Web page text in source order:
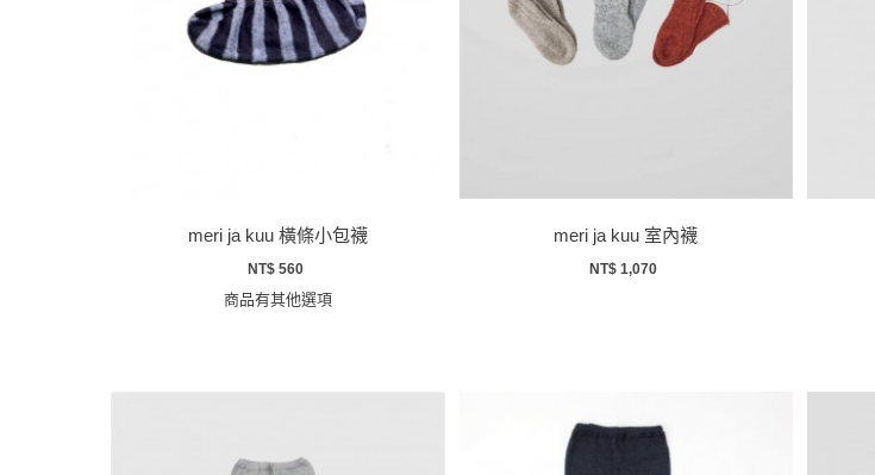
meri ja kuu 橫條小包襪
NT$ 560
商品有其他選項
meri ja kuu 室內襪
NT$ 1,070